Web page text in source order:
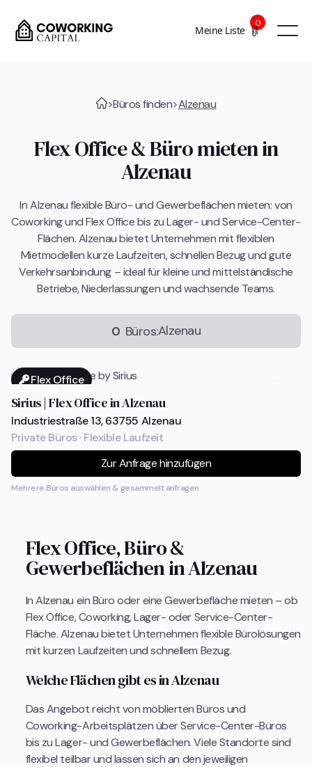
0
Meine Liste
>Büros finden>Alzenau
Flex Office & Büro mieten in
Alzenau
In Alzenau flexible Büro- und Gewerbeflächen mieten: von
Coworking und Flex Office bis zu Lager- und Service-Center-
Flächen. Alzenau bietet Unternehmen mit flexiblen
Mietmodellen kurze Laufzeiten, schnellen Bezug und gute
Verkehrsanbindung – ideal für kleine und mittelständische
Betriebe, Niederlassungen und wachsende Teams.
0 Büros:Alzenau
Flex Office
Sirius | Flex Office in Alzenau
Industriestraße 13, 63755 Alzenau
Private Büros · Flexible Laufzeit
Zur Anfrage hinzufügen
Mehrere Büros auswählen & gesammelt anfragen
Flex Office, Büro &
Gewerbeflächen in Alzenau
In Alzenau ein Büro oder eine Gewerbefläche mieten – ob
Flex Office, Coworking, Lager- oder Service-Center-
Fläche. Alzenau bietet Unternehmen flexible Bürolösungen
mit kurzen Laufzeiten und schnellem Bezug.
Welche Flächen gibt es in Alzenau
Das Angebot reicht von möblierten Büros und
Coworking-Arbeitsplätzen über Service-Center-Büros
bis zu Lager- und Gewerbeflächen. Viele Standorte sind
flexibel teilbar und lassen sich an den jeweiligen